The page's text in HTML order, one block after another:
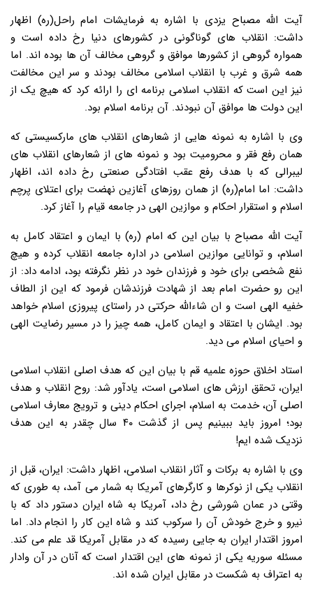
آیت الله مصباح یزدی با اشاره به فرمایشات امام راحل(ره) اظهار
داشت: انقلاب های گوناگونی در کشورهای دنیا رخ داده است و
همواره گروهی از کشورها موافق و گروهی مخالف آن ها بوده اند. اما
همه شرق و غرب با انقلاب اسلامی مخالف بودند و سر این مخالفت
نیز این است که انقلاب اسلامی برنامه ای را ارائه کرد که هیچ یک از
این دولت ها موافق آن نبودند. آن برنامه اسلام بود.
وی با اشاره به نمونه هایی از شعارهای انقلاب های مارکسیستی که
همان رفع فقر و محرومیت بود و نمونه های از شعارهای انقلاب های
لیبرالی که با هدف رفع عقب افتادگی صنعتی رخ داده اند، اظهار
داشت: اما امام(ره) از همان روزهای آغازین نهضت برای اعتلای پرچم
اسلام و استقرار احکام و موازین الهی در جامعه قیام را آغاز کرد.
آیت الله مصباح با بیان این که امام (ره) با ایمان و اعتقاد کامل به
اسلام، و توانایی موازین اسلامی در اداره جامعه انقلاب کرده و هیچ
نفع شخصی برای خود و فرزندان خود در نظر نگرفته بود، ادامه داد: از
این رو حضرت امام بعد از شهادت فرزندشان فرمود که این از الطاف
خفیه الهی است و ان شاءالله حرکتی در راستای پیروزی اسلام خواهد
بود. ایشان با اعتقاد و ایمان کامل، همه چیز را در مسیر رضایت الهی
و احیای اسلام می دید.
استاد اخلاق حوزه علمیه قم با بیان این که هدف اصلی انقلاب اسلامی
ایران، تحقق ارزش های اسلامی است، یادآور شد: روح انقلاب و هدف
اصلی آن، خدمت به اسلام، اجرای احکام دینی و ترویج معارف اسلامی
بود؛ امروز باید ببینیم پس از گذشت ۴۰ سال چقدر به این هدف
نزدیک شده ایم!
وی با اشاره به برکات و آثار انقلاب اسلامی، اظهار داشت: ایران، قبل از
انقلاب یکی از نوکرها و کارگرهای آمریکا به شمار می آمد، به طوری که
وقتی در عمان شورشی رخ داد، آمریکا به شاه ایران دستور داد که با
نیرو و خرج خودش آن را سرکوب کند و شاه این کار را انجام داد. اما
امروز اقتدار ایران به جایی رسیده که در مقابل آمریکا قد علم می کند.
مسئله سوریه یکی از نمونه های این اقتدار است که آنان در آن وادار
به اعتراف به شکست در مقابل ایران شده اند.